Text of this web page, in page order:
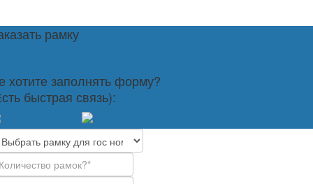
рамку
хотите заполнять форму?
быстрая связь):